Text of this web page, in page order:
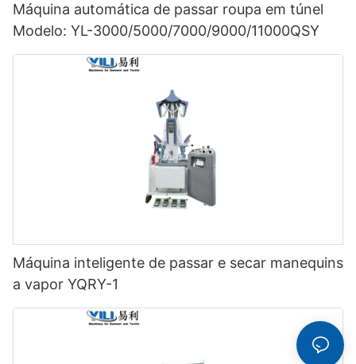
Máquina automática de passar roupa em túnel
Modelo: YL-3000/5000/7000/9000/11000QSY
Máquina inteligente de passar e secar manequins
a vapor YQRY-1